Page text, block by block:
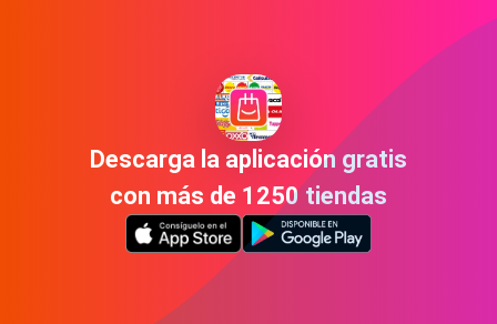
Descarga la aplicación gratis
con más de 1250 tiendas